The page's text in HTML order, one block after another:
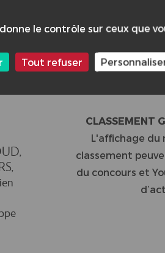
CLASSEMENT
L'affichage du
classement
du concours et
le contrôle sur ceux que
Tout refuser